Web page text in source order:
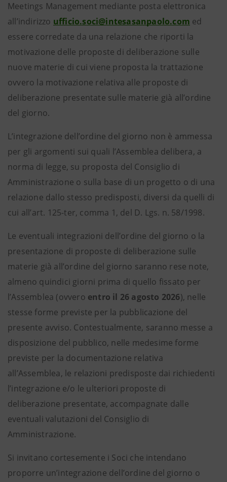
Meetings Management mediante posta elettronica
all’indirizzo ufficio.soci@intesasanpaolo.com ed
essere corredate da una relazione che riporti la
motivazione delle proposte di deliberazione sulle
nuove materie di cui viene proposta la trattazione
ovvero la motivazione relativa alle proposte di
deliberazione presentate sulle materie già all’ordine
del giorno.
L’integrazione dell’ordine del giorno non è ammessa
per gli argomenti sui quali l’Assemblea delibera, a
norma di legge, su proposta del Consiglio di
Amministrazione o sulla base di un progetto o di una
relazione dallo stesso predisposti, diversi da quelli di
cui all’art. 125-ter, comma 1, del D. Lgs. n. 58/1998.
Le eventuali integrazioni dell’ordine del giorno o la
presentazione di proposte di deliberazione sulle
materie già all’ordine del giorno saranno rese note,
almeno quindici giorni prima di quello fissato per
l’Assemblea (ovvero entro il 26 agosto 2026), nelle
stesse forme previste per la pubblicazione del
presente avviso. Contestualmente, saranno messe a
disposizione del pubblico, nelle medesime forme
previste per la documentazione relativa
all’Assemblea, le relazioni predisposte dai richiedenti
l’integrazione e/o le ulteriori proposte di
deliberazione presentate, accompagnate dalle
eventuali valutazioni del Consiglio di
Amministrazione.
Si invitano cortesemente i Soci che intendano
proporre un’integrazione dell’ordine del giorno o